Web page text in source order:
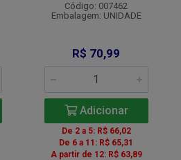
Código: 007462
Embalagem: UNIDADE
R$ 70,99
Adicionar
De 2 a 5: R$ 66,02
De 6 a 11: R$ 65,31
A partir de 12: R$ 63,89